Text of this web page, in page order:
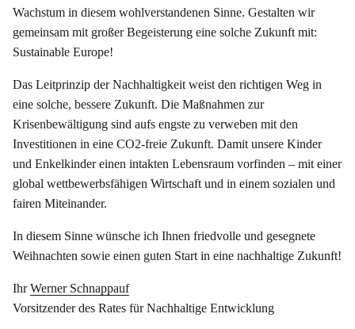
Wachstum in diesem wohlverstandenen Sinne. Gestalten wir
gemeinsam mit großer Begeisterung eine solche Zukunft mit:
Sustainable Europe!
Das Leitprinzip der Nachhaltigkeit weist den richtigen Weg in
eine solche, bessere Zukunft. Die Maßnahmen zur
Krisenbewältigung sind aufs engste zu verweben mit den
Investitionen in eine CO2-freie Zukunft. Damit unsere Kinder
und Enkelkinder einen intakten Lebensraum vorfinden – mit einer
global wettbewerbsfähigen Wirtschaft und in einem sozialen und
fairen Miteinander.
In diesem Sinne wünsche ich Ihnen friedvolle und gesegnete
Weihnachten sowie einen guten Start in eine nachhaltige Zukunft!
IhrWerner Schnappauf
Vorsitzender des Rates für Nachhaltige Entwicklung